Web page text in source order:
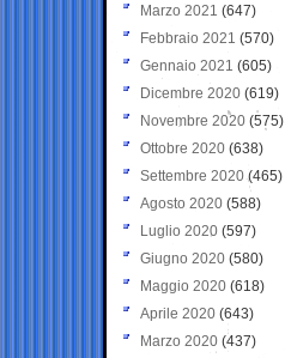
Marzo 2021 (647)
Febbraio 2021 (570)
Gennaio 2021 (605)
Dicembre 2020 (619)
Novembre 2020 (575)
Ottobre 2020 (638)
Settembre 2020(465)
Agosto 2020 (588)
Luglio 2020 (597)
Giugno 2020 (580)
Maggio 2020 (618)
Aprile 2020 (643)
Marzo 2020 (437)